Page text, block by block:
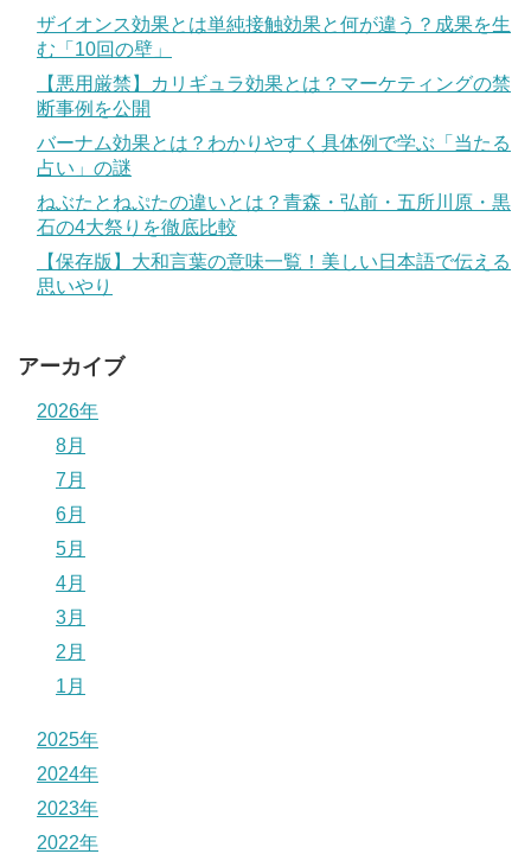
ザイオンス効果とは単純接触効果と何が違う？成果を生
む「10回の壁」
【悪用厳禁】カリギュラ効果とは？マーケティングの禁
断事例を公開
バーナム効果とは？わかりやすく具体例で学ぶ「当たる
占い」の謎
ねぶたとねぷたの違いとは？青森・弘前・五所川原・黒
石の4大祭りを徹底比較
【保存版】大和言葉の意味一覧！美しい日本語で伝える
思いやり
アーカイブ
2026年
8月
7月
6月
5月
4月
3月
2月
1月
2025年
2024年
2023年
2022年